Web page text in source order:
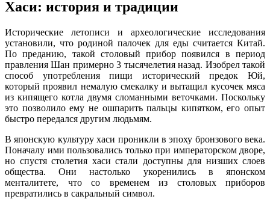
Хаси: история и традиции
Исторические летописи и археологические исследования
установили, что родиной палочек для еды считается Китай.
По преданию, такой столовый прибор появился в период
правления Шан примерно 3 тысячелетия назад. Изобрел такой
способ употребления пищи исторический предок Юй,
который проявил немалую смекалку и вытащил кусочек мяса
из кипящего котла двумя сломанными веточками. Поскольку
это позволило ему не ошпарить пальцы кипятком, его опыт
быстро передался другим людьмям.
В японскую культуру хаси проникли в эпоху бронзового века.
Поначалу ими пользовались только при императорском дворе,
но спустя столетия хаси стали доступны для низших слоев
общества. Они настолько укоренились в японском
менталитете, что со временем из столовых приборов
превратились в сакральный символ.